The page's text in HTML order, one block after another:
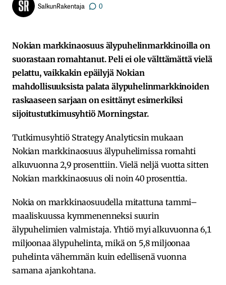
SalkunRakentaja
0
Nokian markkinaosuus älypuhelinmarkkinoilla on
suorastaan romahtanut. Peli ei ole välttämättä vielä
pelattu, vaikkakin epäilyjä Nokian
mahdollisuuksista palata älypuhelinmarkkinoiden
raskaaseen sarjaan on esittänyt esimerkiksi
sijoitustutkimusyhtiö Morningstar.
Tutkimusyhtiö Strategy Analyticsin mukaan
Nokian markkinaosuus älypuhelimissa romahti
alkuvuonna 2,9 prosenttiin. Vielä neljä vuotta sitten
Nokian markkinaosuus oli noin 40 prosenttia.
Nokia on markkinaosuudella mitattuna tammi–
maaliskuussa kymmenenneksi suurin
älypuhelimien valmistaja. Yhtiö myi alkuvuonna 6,1
miljoonaa älypuhelinta, mikä on 5,8 miljoonaa
puhelinta vähemmän kuin edellisenä vuonna
samana ajankohtana.